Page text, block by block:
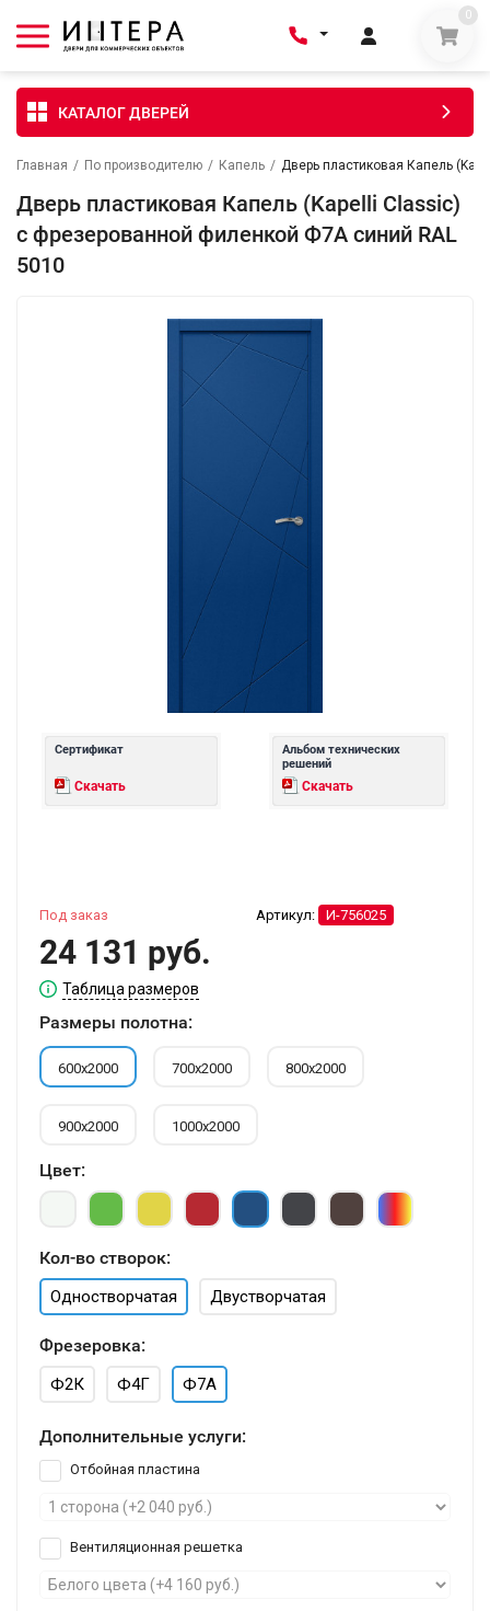
0
КАТАЛОГ ДВЕРЕЙ
Главная / По производителю / Капель / Дверь пластиковая Капель
Дверь пластиковая Капель (Kapelli Classic)
с фрезерованной филенкой Ф7А синий RAL
5010
Сертификат
Скачать
Альбом технических
решений
Скачать
Артикул: И-756025
Под заказ
24 131 руб.
Таблица размеров
Размеры полотна:
600х2000 700х2000 800х2000
900х2000 1000х2000
Цвет:
Кол-во створок:
Одностворчатая Двустворчатая
Фрезеровка:
Ф2К Ф4Г Ф7А
Дополнительные услуги:
Отбойная пластина
Вентиляционная решетка